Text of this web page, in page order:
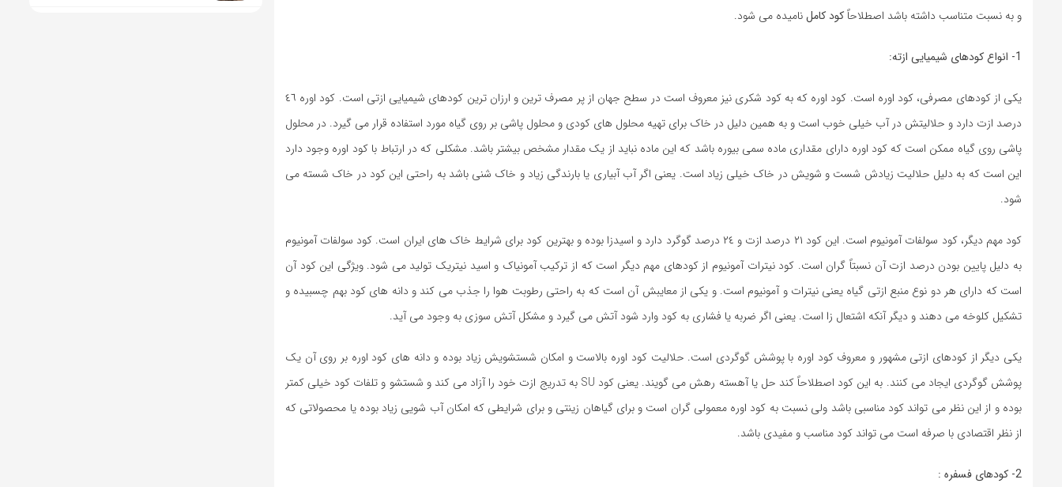
و به نسبت متناسب داشته باشد اصطلاحاًکود کاملنامیده می شود.
1- انواع کودهای شیمیایی ازته:
یکی از کودهای مصرفی، کود اوره است. کود اوره که به کود شکری نیز معروف است در سطح جهان از پر مصرف ترین و ارزان ترین کودهای شیمیایی ازتی است. کود اوره ٤٦
درصد ازت دارد و حلالیتش در آب خیلی خوب است و به همین دلیل در خاک برای تهیه محلول های کودی و محلول پاشی بر روی گیاه مورد استفاده قرار می گیرد. در محلول
پاشی روی گیاه ممکن است که کود اوره دارای مقداری ماده سمی بیوره باشد که این ماده نباید از یک مقدار مشخص بیشتر باشد. مشکلی که در ارتباط با کود اوره وجود دارد
این است که به دلیل حلالیت زیادش شست و شویش در خاک خیلی زیاد است. یعنی اگر آب آبیاری یا بارندگی زیاد و خاک شنی باشد به راحتی این کود در خاک شسته می
شود.
کود مهم دیگر، کود سولفات آمونیوم است. این کود ٢١ درصد ازت و ٢٤ درصد گوگرد دارد و اسیدزا بوده و بهترین کود برای شرایط خاک های ایران است. کود سولفات آمونیوم
به دلیل پایین بودن درصد ازت آن نسبتاً گران است. کود نیترات آمونیوم از کودهای مهم دیگر است که از ترکیب آمونیاک و اسید نیتریک تولید می شود. ویژگی این کود آن
است که دارای هر دو نوع منبع ازتی گیاه یعنی نیترات و آمونیوم است. و یکی از معایبش آن است که به راحتی رطوبت هوا را جذب می کند و دانه های کود بهم چسبیده و
تشکیل کلوخه می دهند و دیگر آنکه اشتعال زا است. یعنی اگر ضربه یا فشاری به کود وارد شود آتش می گیرد و مشکل آتش سوزی به وجود می آید.
یکی دیگر از کودهای ازتی مشهور و معروف کود اوره با پوشش گوگردی است. حلالیت کود اوره بالاست و امکان شستشویش زیاد بوده و دانه های کود اوره بر روی آن یک
پوشش گوگردی ایجاد می کنند. به این کود اصطلاحاً کند حل یا آهسته رهش می گویند. یعنی کود SU به تدریج ازت خود را آزاد می کند و شستشو و تلفات کود خیلی کمتر
بوده و از این نظر می تواند کود مناسبی باشد ولی نسبت به کود اوره معمولی گران است و برای گیاهان زینتی و برای شرایطی که امکان آب شویی زیاد بوده یا محصولاتی که
از نظر اقتصادی با صرفه است می تواند کود مناسب و مفیدی باشد.
2- کودهای فسفره :